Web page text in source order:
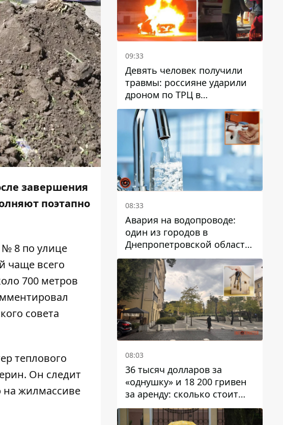
завершения
поэтапно
№ 8 по улице
чаще всего
700 метров
совета
теплового
Он следит
на жилмассиве
09:33
Девять человек получили
травмы: россияне ударили
дроном по ТРЦ в
Павлограде, будет ли
работать заведение в
дальнейшем
08:33
Авария на водопроводе:
один из городов в
Днепропетровской области
остался без воды
08:03
36 тысяч долларов за
«однушку» и 18 200 гривен
за аренду: сколько стоит
жилье в Днепропетровской
области